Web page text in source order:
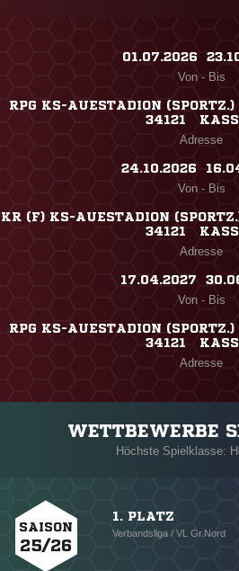
01.07.2026
Von - Bis
RPG KS-AUESTADION
34121
Adresse
24.10.2026
Von - Bis
KR (F) KS-AUESTADION
34121
Adresse
17.04.2027
Von - Bis
RPG KS-AUESTADION
34121
Adresse
WETTBEWERBE
Höchste Spielklasse:
SAISON
25/26
1. PLATZ
Verbandsliga / VL Gr.Nord